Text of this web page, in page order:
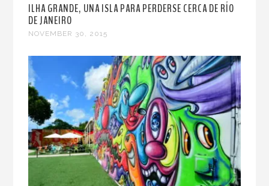
ILHA GRANDE, UNA ISLA PARA PERDERSE CERCA DE RÍO
DE JANEIRO
NOVEMBER 30, 2015